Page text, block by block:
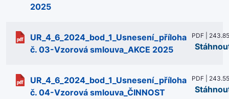
2025
UR_4_6_2024_bod_1_Usnesení_příloha
č. 03-Vzorová smlouva_AKCE 2025
PDF |
UR_4_6_2024_bod_1_Usnesení_příloha
č. 04-Vzorová smlouva_ČINNOST
PDF |